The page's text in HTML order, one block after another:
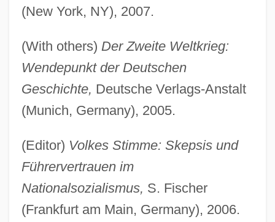
(New York, NY), 2007.
(With others) Der Zweite Weltkrieg:
Wendepunkt der Deutschen
Geschichte, Deutsche Verlags-Anstalt
(Munich, Germany), 2005.
(Editor) Volkes Stimme: Skepsis und
Führervertrauen im
Nationalsozialismus, S. Fischer
(Frankfurt am Main, Germany), 2006.